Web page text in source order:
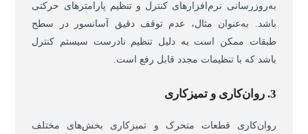
به‌روزرسانی نرم‌افزارهای کنترل و تنظیم پارامترهای حرکتی
باشد. به‌عنوان مثال، عدم توقف دقیق آسانسور در سطح
طبقات ممکن است به دلیل تنظیم نادرست سیستم کنترل
باشد که با تنظیمات مجدد قابل رفع است.
3. روان‌کاری و تمیزکاری
روان‌کاری قطعات متحرک و تمیزکاری بخش‌های مختلف